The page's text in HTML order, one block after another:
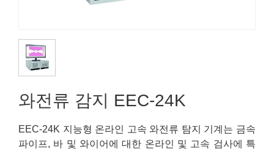
와전류 감지 EEC-24K
EEC-24K 지능형 온라인 고속 와전류 탐지 기계는 금속
파이프, 바 및 와이어에 대한 온라인 및 고속 검사에 특